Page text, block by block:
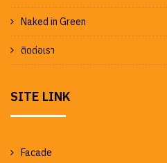
Naked in Green
ติดต่อเรา
SITE LINK
Facade